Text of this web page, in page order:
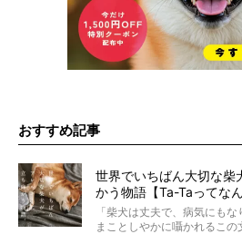
おすすめ記事
世界でいちばん大切な柴
かう物語【Ta-Taってなん
「柴犬は丈夫で、病気にもな
まことしやかに囁かれるこ